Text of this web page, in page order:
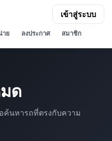
าย ลงประกาศ สมาชิก
เข้าสู่ระบบ
ด
ค้นหารถที่ตรงกับความ